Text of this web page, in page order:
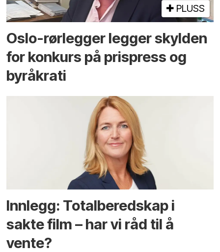
PLUSS
Oslo-rørlegger legger skylden
for konkurs på prispress og
byråkrati
Innlegg: Totalberedskap i
sakte film – har vi råd til å
vente?